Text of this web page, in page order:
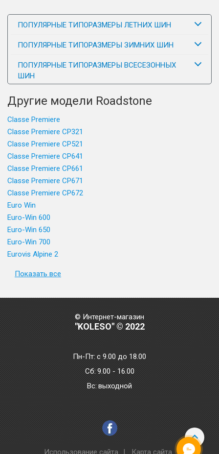
ПОПУЛЯРНЫЕ ТИПОРАЗМЕРЫ ЛЕТНИХ ШИН
ПОПУЛЯРНЫЕ ТИПОРАЗМЕРЫ ЗИМНИХ ШИН
ПОПУЛЯРНЫЕ ТИПОРАЗМЕРЫ ВСЕСЕЗОННЫХ
ШИН
Другие модели Roadstone
Classe Premiere
Classe Premiere CP321
Classe Premiere CP521
Classe Premiere CP641
Classe Premiere CP661
Classe Premiere CP671
Classe Premiere CP672
Euro Win
Euro-Win 600
Euro-Win 650
Euro-Win 700
Eurovis Alpine 2
Показать все
© Интернет-магазин
"KOLESO" © 2022
Пн-Пт:с 9.00 до 18.00
Сб: 9.00 - 16.00
Bc: выходной
Использование сайта | Карта сайта